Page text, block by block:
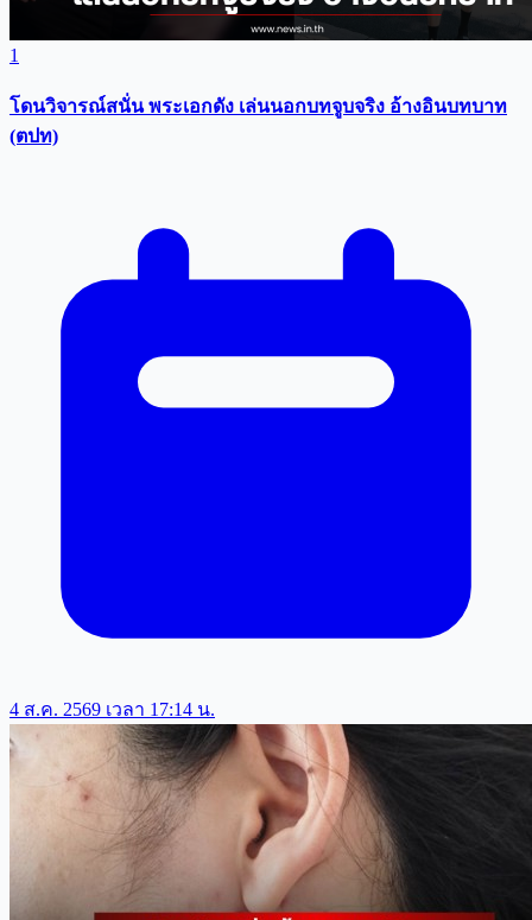
1
โดนวิจารณ์สนั่น พระเอกดัง เล่นนอกบทจูบจริง อ้างอินบทบาท
(ตปท)
4 ส.ค. 2569 เวลา 17:14 น.